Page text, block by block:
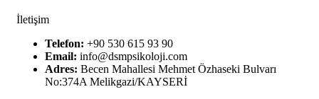
İletişim
Telefon: +90 530 615 93 90
Email: info@dsmpsikoloji.com
Adres: Becen Mahallesi Mehmet Özhaseki Bulvarı
No:374A Melikgazi/KAYSERİ